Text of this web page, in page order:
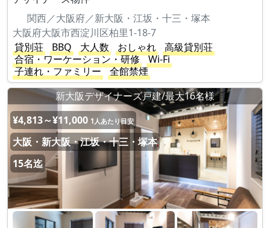
関西／大阪府／新大阪・江坂・十三・塚本
大阪府大阪市西淀川区柏里1-18-7
貸別荘
BBQ 大人数 おしゃれ
高級貸別荘
合宿・ワーケーション・研修
Wi-Fi
子連れ・ファミリー
全館禁煙
新大阪デザイナーズ戸建/最大16名様
¥4,813～¥11,000 1人あたり目安
大阪・新大阪・江坂・十三・塚本
15名迄